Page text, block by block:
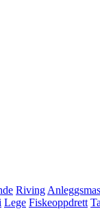
Riving
Lege Fiskeoppdrett